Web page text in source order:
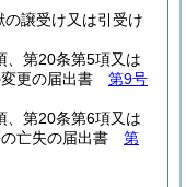
譲受け又は引受け
、第20条第5項又は
変更の届出書 第9号
、第20条第6項又は
の亡失の届出書 第